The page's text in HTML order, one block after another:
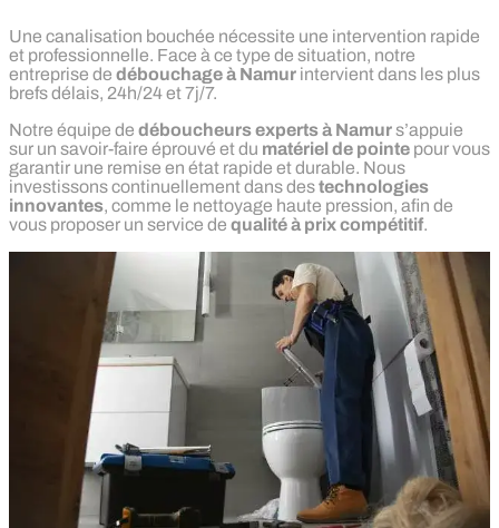
Une canalisation bouchée nécessite une intervention rapide
et professionnelle. Face à ce type de situation, notre
entreprise de débouchage à Namur intervient dans les plus
brefs délais, 24h/24 et 7j/7.
Notre équipe de déboucheurs experts à Namurs’appuie
sur un savoir-faire éprouvé et du matériel de pointe pour vous
garantir une remise en état rapide et durable. Nous
investissons continuellement dans destechnologies
innovantes, comme le nettoyage haute pression, afin de
vous proposer un service de qualité à prix compétitif.